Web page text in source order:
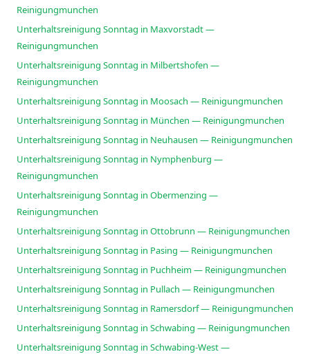
Reinigungmunchen
Unterhaltsreinigung Sonntag in Maxvorstadt —
Reinigungmunchen
Unterhaltsreinigung Sonntag in Milbertshofen —
Reinigungmunchen
Unterhaltsreinigung Sonntag in Moosach — Reinigungmunchen
Unterhaltsreinigung Sonntag in München — Reinigungmunchen
Unterhaltsreinigung Sonntag in Neuhausen — Reinigungmunchen
Unterhaltsreinigung Sonntag in Nymphenburg —
Reinigungmunchen
Unterhaltsreinigung Sonntag in Obermenzing —
Reinigungmunchen
Unterhaltsreinigung Sonntag in Ottobrunn — Reinigungmunchen
Unterhaltsreinigung Sonntag in Pasing — Reinigungmunchen
Unterhaltsreinigung Sonntag in Puchheim — Reinigungmunchen
Unterhaltsreinigung Sonntag in Pullach — Reinigungmunchen
Unterhaltsreinigung Sonntag in Ramersdorf — Reinigungmunchen
Unterhaltsreinigung Sonntag in Schwabing — Reinigungmunchen
Unterhaltsreinigung Sonntag in Schwabing-West —